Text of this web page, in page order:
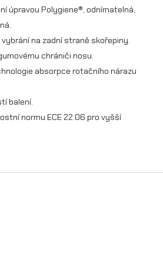
úpravou Polygiene®, odnímatelná,
na zadní straně skořepiny.
chrániči nosu.
absorpce rotačního nárazu
balení.
normu ECE 22.06 pro vyšší